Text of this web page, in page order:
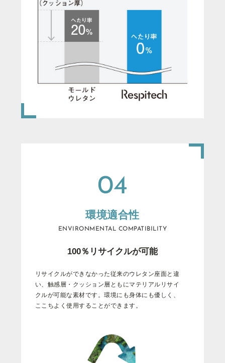
04
環境適合性
ENVIRONMENTAL COMPATIBILITY
100％リサイクルが可能
リサイク ルができなかった従来のウレタ ン座面と 違
い
触感層 ・ ク ッ シ ョ ン層と も にマテリ アルリサイ
ク ルが可能な素材です。環境に も身体に も優し く
こ こ ちよ く使用する こ とができ ます。